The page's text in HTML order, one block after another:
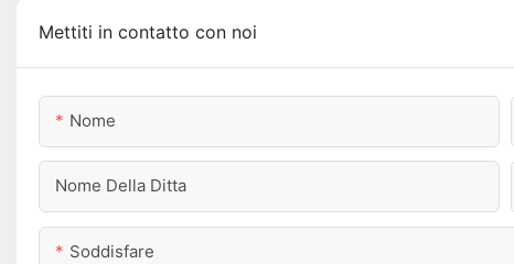
Mettiti in contatto con noi
Nome
Nome Della Ditta
Soddisfare